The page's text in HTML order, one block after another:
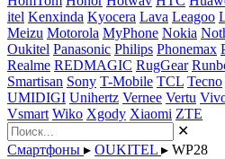
itel Kenxinda Kyocera Lava Leagoo
Meizu Motorola MyPhone Nokia
Oukitel Panasonic Philips Phonemax
Realme REDMAGIC RugGear
Smartisan Sony T-Mobile TCL Tecno
UMIDIGI Unihertz Vernee Vertu
Vsmart Wiko Xgody Xiaomi ZTE
✕
Смартфоны ▸ OUKITEL ▸ WP28